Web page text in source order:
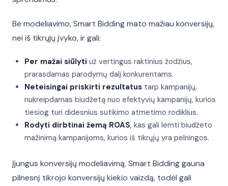
Be modeliavimo, Smart Bidding mato mažiau konversijų,
nei iš tikrųjų įvyko, ir gali:
Per mažai siūlyti už vertingus raktinius žodžius,
prarasdamas parodymų dalį konkurentams.
Neteisingai priskirti rezultatus tarp kampanijų,
nukreipdamas biudžetą nuo efektyvių kampanijų, kurios
tiesiog turi didesnius sutikimo atmetimo rodiklius.
Rodyti dirbtinai žemą ROAS, kas gali lemti biudžeto
mažinimą kampanijoms, kurios iš tikrųjų yra pelningos.
Įjungus konversijų modeliavimą, Smart Bidding gauna
pilnesnį tikrojo konversijų kiekio vaizdą, todėl gali